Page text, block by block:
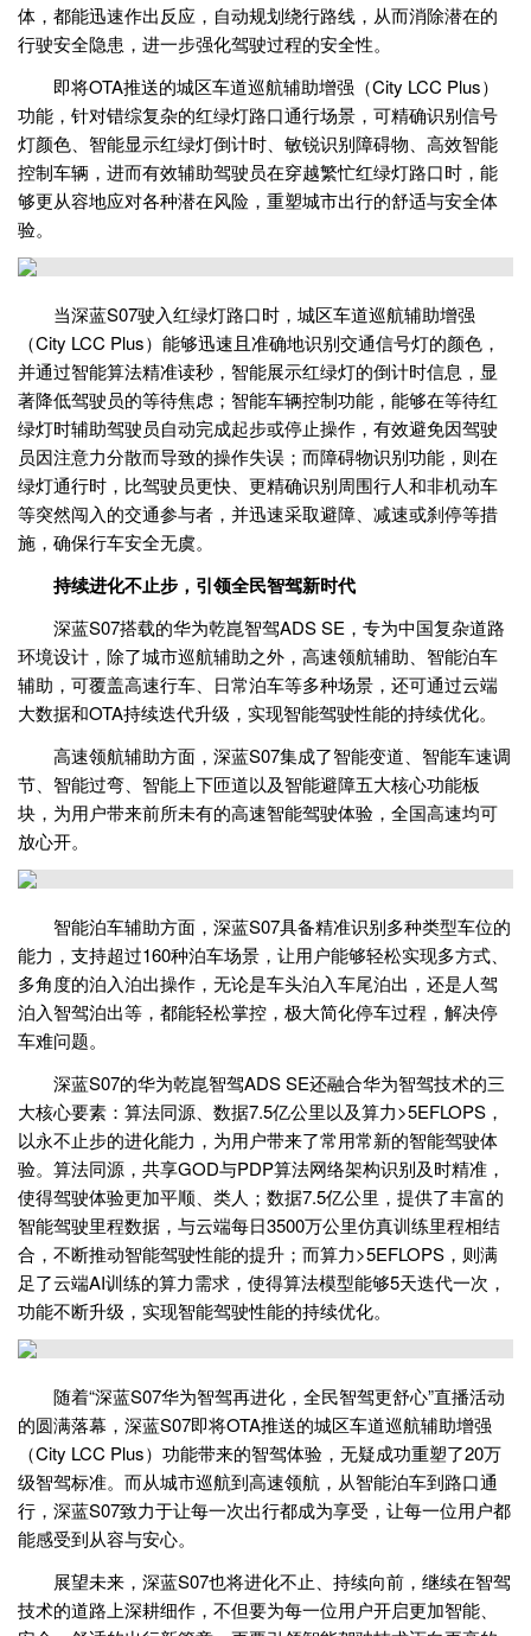
体，都能迅速作出反应，自动规划绕行路线，从而消除潜在的
行驶安全隐患，进一步强化驾驶过程的安全性。
即将OTA推送的城区车道巡航辅助增强（City LCC Plus）
功能，针对错综复杂的红绿灯路口通行场景，可精确识别信号
灯颜色、智能显示红绿灯倒计时、敏锐识别障碍物、高效智能
控制车辆，进而有效辅助驾驶员在穿越繁忙红绿灯路口时，能
够更从容地应对各种潜在风险，重塑城市出行的舒适与安全体
验。
当深蓝S07驶入红绿灯路口时，城区车道巡航辅助增强
（City LCC Plus）能够迅速且准确地识别交通信号灯的颜色，
并通过智能算法精准读秒，智能展示红绿灯的倒计时信息，显
著降低驾驶员的等待焦虑；智能车辆控制功能，能够在等待红
绿灯时辅助驾驶员自动完成起步或停止操作，有效避免因驾驶
员因注意力分散而导致的操作失误；而障碍物识别功能，则在
绿灯通行时，比驾驶员更快、更精确识别周围行人和非机动车
等突然闯入的交通参与者，并迅速采取避障、减速或刹停等措
施，确保行车安全无虞。
持续进化不止步，引领全民智驾新时代
深蓝S07搭载的华为乾崑智驾ADS SE，专为中国复杂道路
环境设计，除了城市巡航辅助之外，高速领航辅助、智能泊车
辅助，可覆盖高速行车、日常泊车等多种场景，还可通过云端
大数据和OTA持续迭代升级，实现智能驾驶性能的持续优化。
高速领航辅助方面，深蓝S07集成了智能变道、智能车速调
节、智能过弯、智能上下匝道以及智能避障五大核心功能板
块，为用户带来前所未有的高速智能驾驶体验，全国高速均可
放心开。
智能泊车辅助方面，深蓝S07具备精准识别多种类型车位的
能力，支持超过160种泊车场景，让用户能够轻松实现多方式、
多角度的泊入泊出操作，无论是车头泊入车尾泊出，还是人驾
泊入智驾泊出等，都能轻松掌控，极大简化停车过程，解决停
车难问题。
深蓝S07的华为乾崑智驾ADS SE还融合华为智驾技术的三
大核心要素：算法同源、数据7.5亿公里以及算力>5EFLOPS，
以永不止步的进化能力，为用户带来了常用常新的智能驾驶体
验。算法同源，共享GOD与PDP算法网络架构识别及时精准，
使得驾驶体验更加平顺、类人；数据7.5亿公里，提供了丰富的
智能驾驶里程数据，与云端每日3500万公里仿真训练里程相结
合，不断推动智能驾驶性能的提升；而算力>5EFLOPS，则满
足了云端AI训练的算力需求，使得算法模型能够5天迭代一次，
功能不断升级，实现智能驾驶性能的持续优化。
随着“深蓝S07华为智驾再进化，全民智驾更舒心”直播活动
的圆满落幕，深蓝S07即将OTA推送的城区车道巡航辅助增强
（City LCC Plus）功能带来的智驾体验，无疑成功重塑了20万
级智驾标准。而从城市巡航到高速领航，从智能泊车到路口通
行，深蓝S07致力于让每一次出行都成为享受，让每一位用户都
能感受到从容与安心。
展望未来，深蓝S07也将进化不止、持续向前，继续在智驾
技术的道路上深耕细作，不但要为每一位用户开启更加智能、